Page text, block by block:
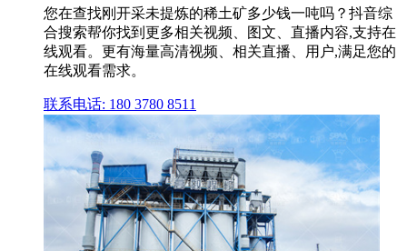
您在查找刚开采未提炼的稀土矿多少钱一吨吗？抖音综
合搜索帮你找到更多相关视频、图文、直播内容,支持在
线观看。更有海量高清视频、相关直播、用户,满足您的
在线观看需求。
联系电话: 180 3780 8511